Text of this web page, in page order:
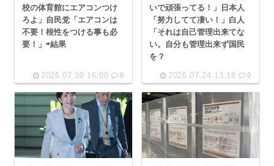
校の体育館にエアコンつけ
ろよ」自民党「エアコンは
不要！根性をつける事も必
要！」⇨結果
2026.07.30 16:00 0
いで頑張ってる！」日本人
「努力してて凄い！」白人
「それは自己管理出来てな
い。自分も管理出来ず国民
を？
2026.07.24 13:18 0